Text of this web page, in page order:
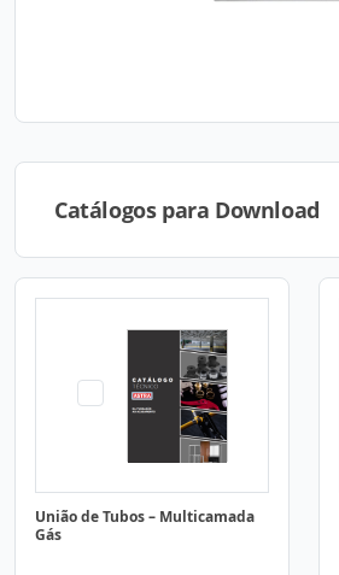
Catálogos para Download
União de Tubos – Multicamada
Gás